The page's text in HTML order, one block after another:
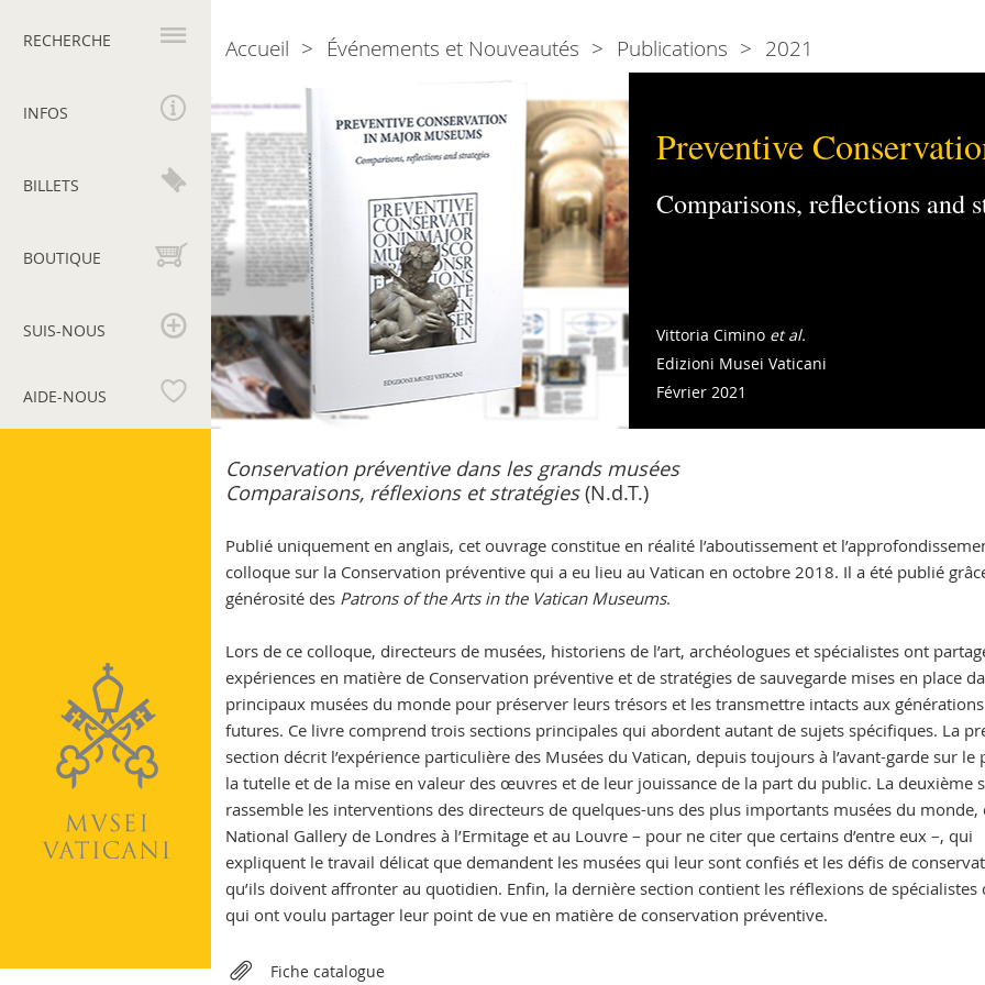
principale
RECHERCHE
INFOS
BILLETS
BOUTIQUE
SUIS-NOUS
AIDE-NOUS
Conservation
in
Major
Museums
Preventive
Comparisons, reflections and
Vittoria Cimino et al.
Edizioni Musei Vaticani
Février 2021
Conservation préventive dans les grands musées
Comparaisons, réflexions et stratégies(N.d.T.)
Publié uniquement en anglais, cet ouvrage constitue en réalité l’aboutissement et
colloque sur la Conservation préventive qui a eu lieu au Vatican en octobre 2018. Il a été publié
générosité des Patrons of the Arts in the Vatican Museums.
Lors de ce colloque, directeurs de musées, historiens de l’art, archéologues et spécialistes ont
expériences en matière de Conservation préventive et de stratégies de sauvegarde mises en place
principaux musées du monde pour préserver leurs trésors et les transmettre intacts aux générations
futures. Ce livre comprend trois sections principales qui abordent autant de sujets spécifiques. La
section décrit l’expérience particulière des Musées du Vatican, depuis toujours à l’avant-garde sur le
la tutelle et de la mise en valeur des œuvres et de leur jouissance de la part du public. La deuxième
rassemble les interventions des directeurs de quelques-uns des plus importants musées du monde,
National Gallery de Londres à l’Ermitage et au Louvre – pour ne citer que certains d’entre eux –, qui
expliquent le travail délicat que demandent les musées qui leur sont confiés et les défis de
qu’ils doivent affronter au quotidien. Enfin, la dernière section contient les réflexions de spécialistes
qui ont voulu partager leur point de vue en matière de conservation préventive.
RelatedsFiche catalogue
Breadcrumb
Accueil Événements et Nouveautés Publications 2021